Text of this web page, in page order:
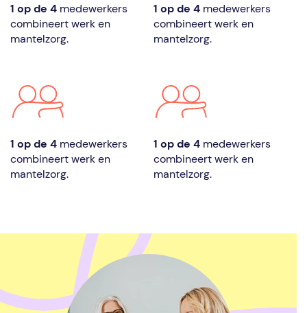
1 op de 4 medewerkers
combineert werk en
mantelzorg.
1 op de 4 medewerkers
combineert werk en
mantelzorg.
1 op de 4 medewerkers
combineert werk en
mantelzorg.
1 op de 4 medewerkers
combineert werk en
mantelzorg.